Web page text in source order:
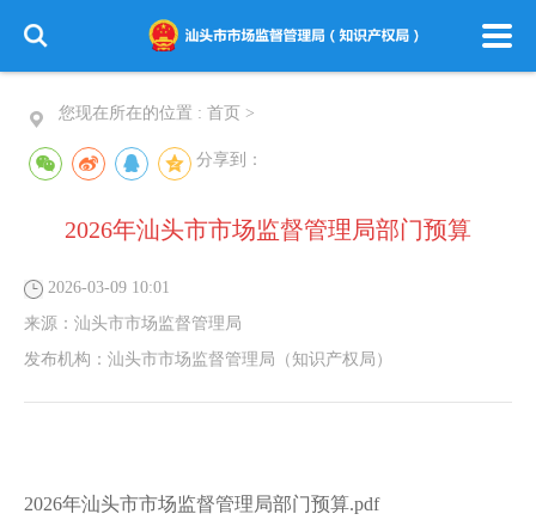
您现在所在的位置 : 首页 >
分享到：
2026年汕头市市场监督管理局部门预算
2026-03-09 10:01
来源： 汕头市市场监督管理局
发布机构： 汕头市市场监督管理局（知识产权局）
2026年汕头市市场监督管理局部门预算.pdf